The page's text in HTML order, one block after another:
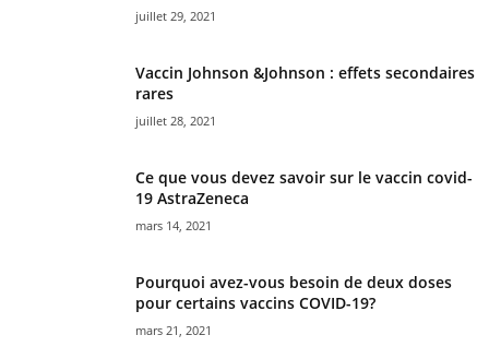
juillet 29, 2021
Vaccin Johnson &Johnson : effets secondaires
rares
juillet 28, 2021
Ce que vous devez savoir sur le vaccin covid-
19 AstraZeneca
mars 14, 2021
Pourquoi avez-vous besoin de deux doses
pour certains vaccins COVID-19?
mars 21, 2021